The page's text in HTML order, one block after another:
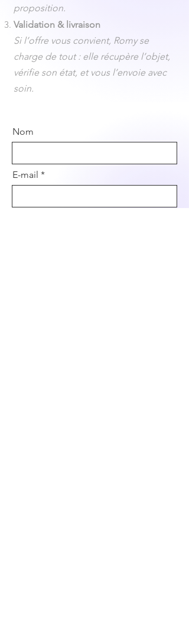
proposition.
Validation & livraison
Si l’offre vous convient, Romy se
charge de tout : elle récupère l’objet,
vérifie son état, et vous l’envoie avec
soin.
Nom
E-mail